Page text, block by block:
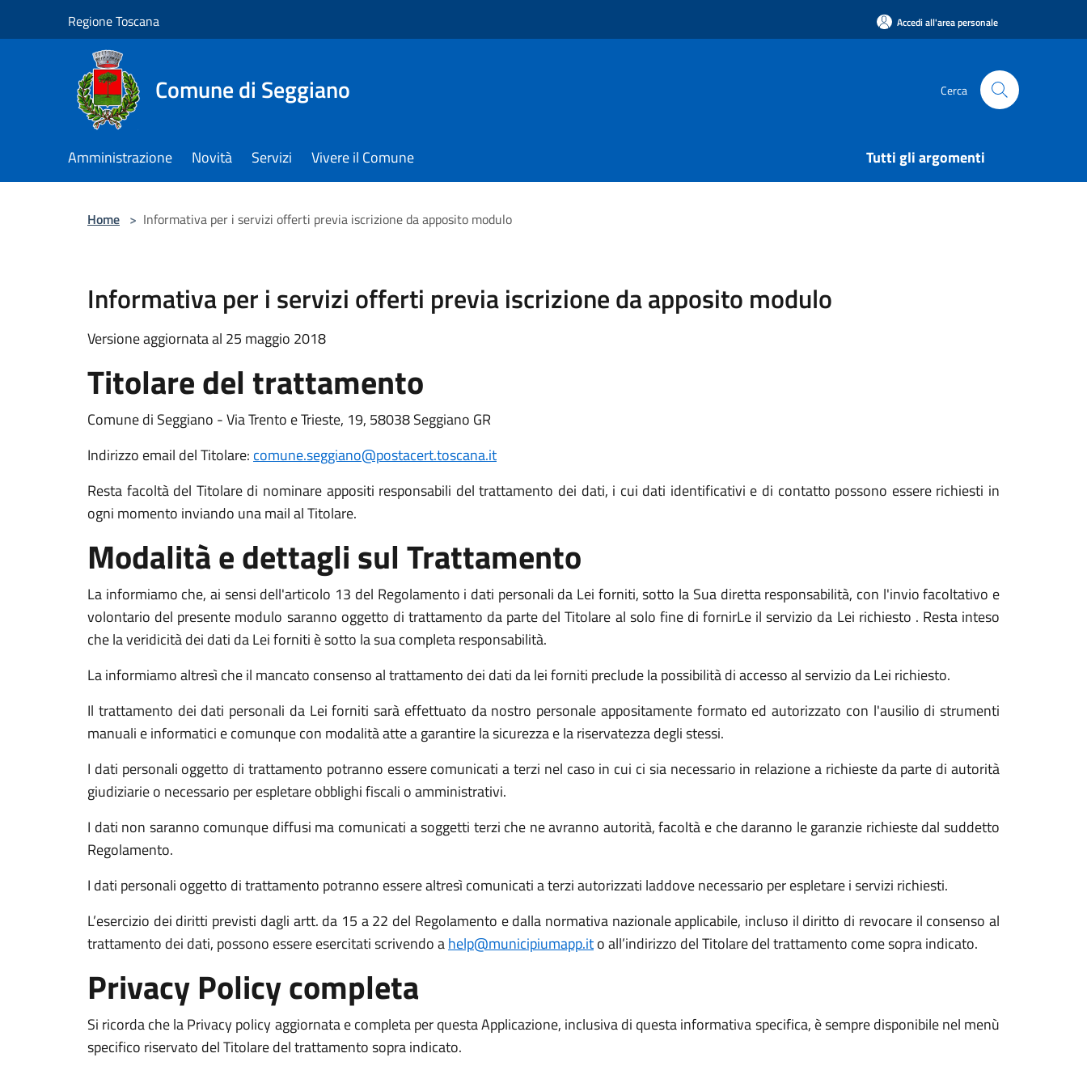
Regione Toscana Accedi all'area personale
Comune di Seggiano Cerca
Amministrazione Novità Servizi Vivere il Comune Tutti gli argomenti
Home > Informativa per i servizi offerti previa iscrizione da apposito modulo
Informativa per i servizi offerti previa iscrizione da apposito modulo
Versione aggiornata al 25 maggio 2018
Titolare del trattamento
Comune di Seggiano - Via Trento e Trieste, 19, 58038 Seggiano GR
Indirizzo email del Titolare: comune.seggiano@postacert.toscana.it
Resta facoltà del Titolare di nominare appositi responsabili del trattamento dei dati, i cui dati identificativi e di contatto possono essere richiesti in
ogni momento inviando una mail al Titolare.
Modalità e dettagli sul Trattamento
La informiamo che, ai sensi dell'articolo 13 del Regolamento i dati personali da Lei forniti, sotto la Sua diretta responsabilità, con l'invio facoltativo e
volontario del presente modulo saranno oggetto di trattamento da parte del Titolare al solo fine di fornirLe il servizio da Lei richiesto . Resta inteso
che la veridicità dei dati da Lei forniti è sotto la sua completa responsabilità.
La informiamo altresì che il mancato consenso al trattamento dei dati da lei forniti preclude la possibilità di accesso al servizio da Lei richiesto.
Il trattamento dei dati personali da Lei forniti sarà effettuato da nostro personale appositamente formato ed autorizzato con l'ausilio di strumenti
manuali e informatici e comunque con modalità atte a garantire la sicurezza e la riservatezza degli stessi.
I dati personali oggetto di trattamento potranno essere comunicati a terzi nel caso in cui ci sia necessario in relazione a richieste da parte di autorità
giudiziarie o necessario per espletare obblighi fiscali o amministrativi.
I dati non saranno comunque diffusi ma comunicati a soggetti terzi che ne avranno autorità, facoltà e che daranno le garanzie richieste dal suddetto
Regolamento.
I dati personali oggetto di trattamento potranno essere altresì comunicati a terzi autorizzati laddove necessario per espletare i servizi richiesti.
L’esercizio dei diritti previsti dagli artt. da 15 a 22 del Regolamento e dalla normativa nazionale applicabile, incluso il diritto di revocare il consenso al
trattamento dei dati, possono essere esercitati scrivendo ahelp@municipiumapp.ito all’indirizzo del Titolare del trattamento come sopra indicato.
Privacy Policy completa
Si ricorda che la Privacy policy aggiornata e completa per questa Applicazione, inclusiva di questa informativa specifica, è sempre disponibile nel menù
specifico riservato del Titolare del trattamento sopra indicato.